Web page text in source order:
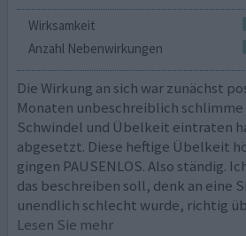
Wirksamkeit
Anzahl Nebenwirkungen
Die Wirkung an sich war zunächst
Monaten unbeschreiblich
Schwindel und Übelkeit eintraten
abgesetzt. Diese heftige Übelkeit
gingen PAUSENLOS. Also ständig.
das beschreiben soll, denk an eine
unendlich schlecht wurde, richtig
Lesen Sie mehr